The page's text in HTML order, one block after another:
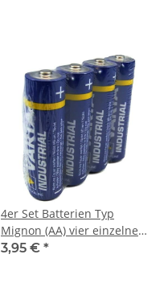
4er Set Batterien Typ
Mignon (AA) vier einzelne
Batterien
3,95 € *